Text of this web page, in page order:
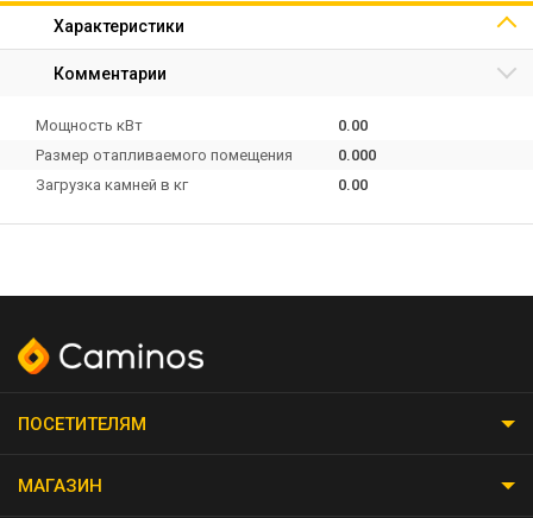
Характеристики
Комментарии
Мощность кВт
0.00
Размер отапливаемого помещения
0.000
Загрузка камней в кг
0.00
ПОСЕТИТЕЛЯМ
МАГАЗИН